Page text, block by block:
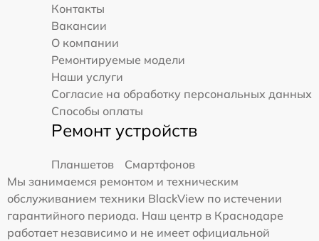
Контакты
Вакансии
О компании
Ремонтируемые модели
Наши услуги
Согласие на обработку персональных данных
Способы оплаты
Ремонт устройств
Планшетов
Смартфонов
Мы занимаемся ремонтом и техническим
обслуживанием техники BlackView по истечении
гарантийного периода. Наш центр в Краснодаре
работает независимо и не имеет официальной